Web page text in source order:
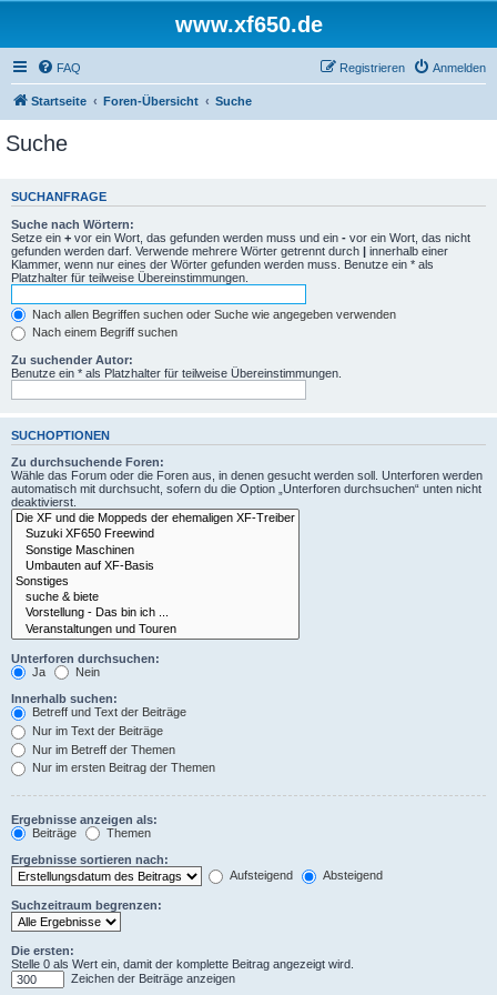
www.xf650.de
FAQ Anmelden
Registrieren
Startseite Foren-Übersicht Suche
Suche
SUCHANFRAGE
Suche nach Wörtern:
Setze ein + vor ein Wort, das gefunden werden muss und ein - vor ein Wort, das nicht
gefunden werden darf. Verwende mehrere Wörter getrennt durch | innerhalb einer
Klammer, wenn nur eines der Wörter gefunden werden muss. Benutze ein * als
Platzhalter für teilweise Übereinstimmungen.
Nach allen Begriffen suchen oder Suche wie angegeben verwenden
Nach einem Begriff suchen
Zu suchender Autor:
Benutze ein * als Platzhalter für teilweise Übereinstimmungen.
SUCHOPTIONEN
Zu durchsuchende Foren:
Wähle das Forum oder die Foren aus, in denen gesucht werden soll. Unterforen werden
automatisch mit durchsucht, sofern du die Option „Unterforen durchsuchen“ unten nicht
deaktivierst.
Unterforen durchsuchen:
Ja
Nein
Innerhalb suchen:
Betreff und Text der Beiträge
Nur im Text der Beiträge
Nur im Betreff der Themen
Nur im ersten Beitrag der Themen
Ergebnisse anzeigen als:
Beiträge
Themen
Ergebnisse sortieren nach:
Aufsteigend
Absteigend
Suchzeitraum begrenzen:
Die ersten:
Stelle 0 als Wert ein, damit der komplette Beitrag angezeigt wird.
Zeichen der Beiträge anzeigen